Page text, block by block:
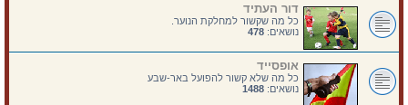
דור העתיד
כל מה שקשור למחלקת הנוער.
נושאים: 478
אופסייד
כל מה שלא קשור להפועל באר-שבע
נושאים: 1488